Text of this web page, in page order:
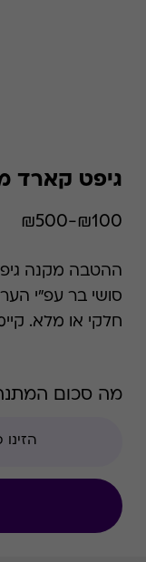
גיפט קארד
₪100-₪500
ההטבה מקנה
חלקי או מלא.
ללקוחות.
מה סכום